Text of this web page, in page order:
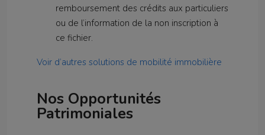
remboursement des crédits aux particuliers
ou de l’information de la non inscription à
ce fichier.
Voir d’autres solutions de mobilité immobilière
Nos Opportunités
Patrimoniales